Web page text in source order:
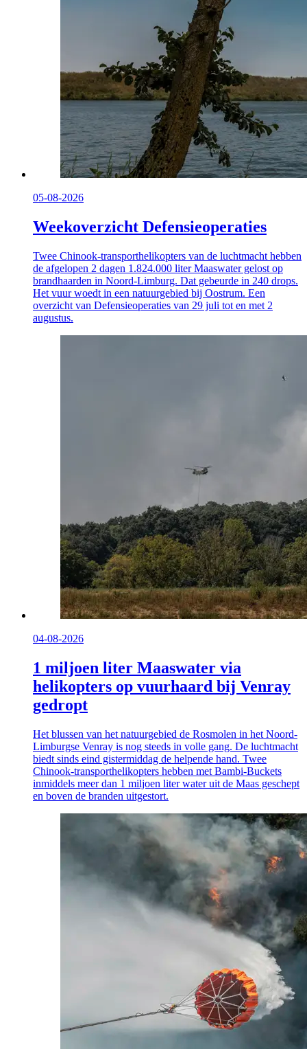
05-08-2026
Weekoverzicht Defensieoperaties
Twee Chinook-transporthelikopters van de luchtmacht hebben
de afgelopen 2 dagen 1.824.000 liter Maaswater gelost op
brandhaarden in Noord-Limburg. Dat gebeurde in 240 drops.
Het vuur woedt in een natuurgebied bij Oostrum. Een
overzicht van Defensieoperaties van 29 juli tot en met 2
augustus.
04-08-2026
1 miljoen liter Maaswater via
helikopters op vuurhaard bij Venray
gedropt
Het blussen van het natuurgebied de Rosmolen in het Noord-
Limburgse Venray is nog steeds in volle gang. De luchtmacht
biedt sinds eind gistermiddag de helpende hand. Twee
Chinook-transporthelikopters hebben met Bambi-Buckets
inmiddels meer dan 1 miljoen liter water uit de Maas geschept
en boven de branden uitgestort.